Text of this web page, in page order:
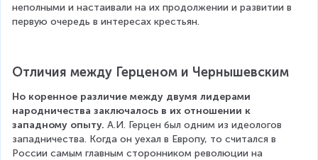
неполными и настаивали на их продолжении и развитии в
первую очередь в интересах крестьян.
Отличия между Герценом и Чернышевским
Но коренное различие между двумя лидерами
народничества заключалось в их отношении к
западному опыту. А.И. Герцен был одним из идеологов
западничества. Когда он уехал в Европу, то считался в
России самым главным сторонником революции на